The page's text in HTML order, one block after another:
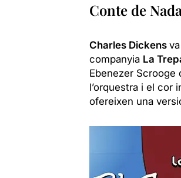
Conte de
Charles Dickens
companyia La
Ebenezer
l’orquestra i el cor
ofereixen una